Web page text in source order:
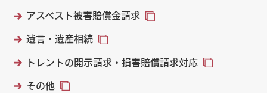
アスベスト被害賠償金請求
遺言・遺産相続
トレントの開示請求・損害賠償請求対応
その他